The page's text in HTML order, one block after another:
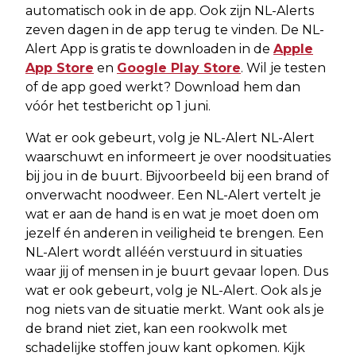
automatisch ook in de app. Ook zijn NL-Alerts
zeven dagen in de app terug te vinden. De NL-
Alert App is gratis te downloaden in de Apple
App Store en Google Play Store. Wil je testen
of de app goed werkt? Download hem dan
vóór het testbericht op 1 juni.
Wat er ook gebeurt, volg je NL-Alert NL-Alert
waarschuwt en informeert je over noodsituaties
bij jou in de buurt. Bijvoorbeeld bij een brand of
onverwacht noodweer. Een NL-Alert vertelt je
wat er aan de hand is en wat je moet doen om
jezelf én anderen in veiligheid te brengen. Een
NL-Alert wordt alléén verstuurd in situaties
waar jij of mensen in je buurt gevaar lopen. Dus
wat er ook gebeurt, volg je NL-Alert. Ook als je
nog niets van de situatie merkt. Want ook als je
de brand niet ziet, kan een rookwolk met
schadelijke stoffen jouw kant opkomen. Kijk